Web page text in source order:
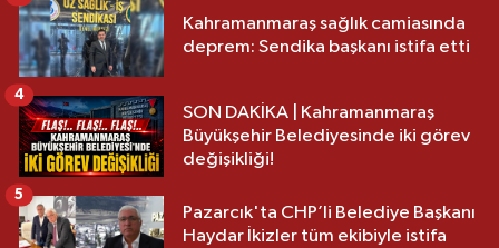
Kahramanmaraş sağlık camiasında
deprem: Sendika başkanı istifa etti
SON DAKİKA | Kahramanmaraş
Büyükşehir Belediyesinde iki görev
değişikliği!
4
Pazarcık'ta CHP’li Belediye Başkanı
Haydar İkizler tüm ekibiyle istifa
5